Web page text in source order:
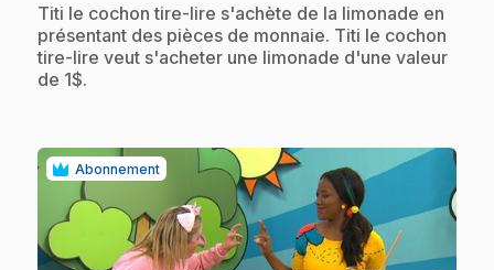
.Titi le cochon tire-lire s'achète de la limonade en
présentant des pièces de monnaie. Titi le cochon
tire-lire veut s'acheter une limonade d'une valeur
de 1$.
Abonnement